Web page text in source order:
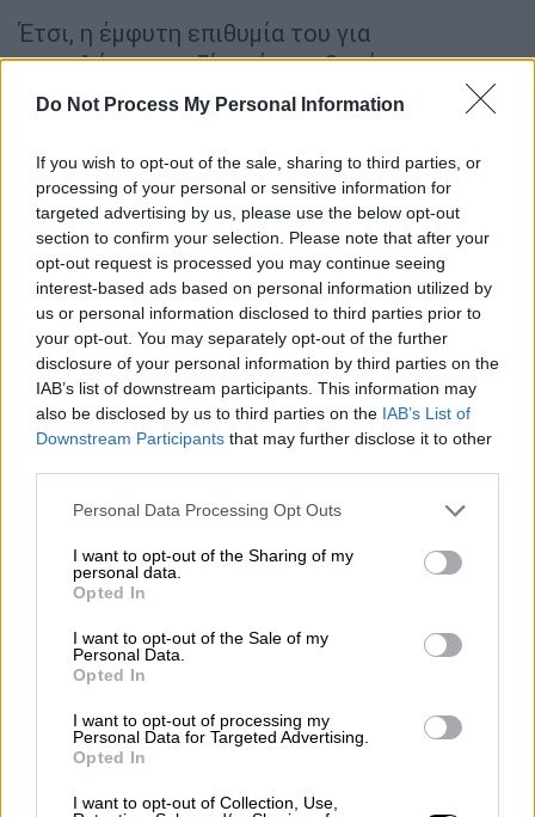
Do Not Process My Personal Information
If you wish to opt-out of the sale, sharing to third parties, or
processing of your personal or sensitive information for
targeted advertising by us, please use the below opt-out
section to confirm your selection. Please note that after your
opt-out request is processed you may continue seeing
interest-based ads based on personal information utilized by
us or personal information disclosed to third parties prior to
your opt-out. You may separately opt-out of the further
disclosure of your personal information by third parties on the
IAB’s list of downstream participants. This information may
also be disclosed by us to third parties on the IAB’s List of
Downstream Participants that may further disclose it to other
Please note that this website/app uses one or more Google
not limited to your visit or usage behaviour. You may click to
grant or deny consent to Google and its third-party tags to
use your data for below specified purposes in below Google
consent section.
Personal Data Processing Opt Outs
I want to opt-out of the Sharing of my
personal data.
Opted In
I want to opt-out of the Sale of my
Personal Data.
Opted In
I want to opt-out of processing my
Personal Data for Targeted Advertising.
Opted In
I want to opt-out of Collection, Use,
Έτσι, η έμφυτη επιθυμία του για
περιπλάνηση, μαζί με έναν αθεράπευτα
συναισθηματικό ρομαντισμό και μία λεπτή
από τα πρώτα του ποιήματα- με μια
ασυνήθιστη ωριμότητα. Η προστυχιά των
λιμανιών, η ζαλιστική μυρωδιά των
μπορντέλων, η βασανιστική υγρασία, οι
σκοτεινές διαδρομές των περιθωριακών και
καταδικασμένων, η ενοχή, η φθορά, η
περιπλάνηση: Όλα αυτά θα αποτελούσαν για
τον ονειροπόλο ασυρματιστή των καραβιών,
τις βιωματικές και -κατ’ επέκτασιν-
ποιητικές του πρώτες ύλες. Μόλις στα 23
του χρόνια, ο Καββαδίας θα εκδώσει την
πρώτη ποιητική συλλογή του, «Μαραμπού»: η
επιτυχία ήρθε χωρίς καθυστέρηση. Θα
ακολουθήσει το «Πούσι» (1947), το
μυθιστόρημά του «Βάρδια» (1954) και το
«Τραβέρσο», που θα κυκλοφορήσει δύο μήνες
μετά το θάνατό του.
Η περίπτωση Καββαδία παρουσιάζει
ξεχωριστό ενδιαφέρον, αφού η ζωή και το
έργο του αποτελούν ένα αξεδιάλυτο μείγμα